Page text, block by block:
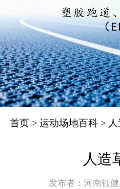
首页 > 运动场地百科 >
人造
发布者：河南钰